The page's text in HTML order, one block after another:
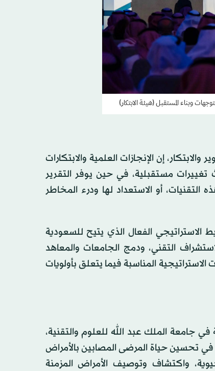
وبناء المستقبل (هيئة الابتكار)
إن الإنجازات العلمية والابتكارات
تغييرات مستقبلية، في حين يوفر التقرير
أو الاستعداد لها ودرء المخاطر
الاستراتيجي الفعال الذي يتيح للسعودية
التقني، ودمج الجامعات والمعاهد
المناسبة فيما يتعلق بأولويات
جامعة الملك عبد الله للعلوم والتقنية،
في تحسين حياة المرضى المصابين بالأمراض
واكتشاف وتوصيف الأمراض المزمنة